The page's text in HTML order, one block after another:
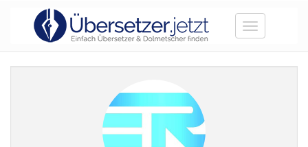
Toggle